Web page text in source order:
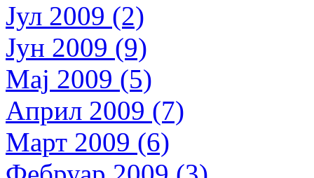
Јул 2009 (2)
Јун 2009 (9)
Мај 2009 (5)
Април 2009 (7)
Март 2009 (6)